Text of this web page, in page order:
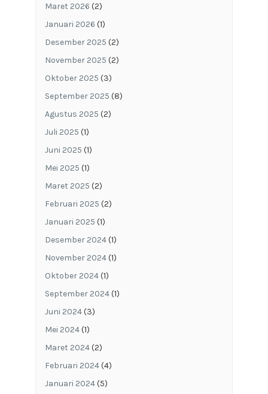
Maret 2026 (2)
Januari 2026 (1)
Desember 2025 (2)
November 2025 (2)
Oktober 2025 (3)
September 2025 (8)
Agustus 2025 (2)
Juli 2025 (1)
Juni 2025 (1)
Mei 2025 (1)
Maret 2025 (2)
Februari 2025 (2)
Januari 2025 (1)
Desember 2024(1)
November 2024(1)
Oktober 2024(1)
September 2024(1)
Juni 2024(3)
Mei 2024(1)
Maret 2024(2)
Februari 2024(4)
Januari 2024(5)